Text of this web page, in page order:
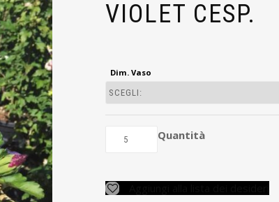
VIOLET CESP.
Dim. Vaso
Quantità